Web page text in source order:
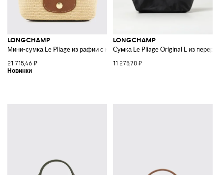
LONGCHAMP
Мини-сумка Le Pliage из рафии с кожаной ручкой
21 715,46 ₽
LONGCHAMP
Сумка Le Pliage Original L из
11 275,70 ₽